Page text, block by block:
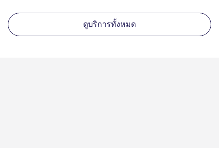
ดูบริการทั้งหมด